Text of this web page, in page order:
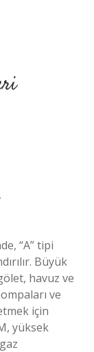
“A” tipi
Büyük
havuz ve
ve
için
yüksek